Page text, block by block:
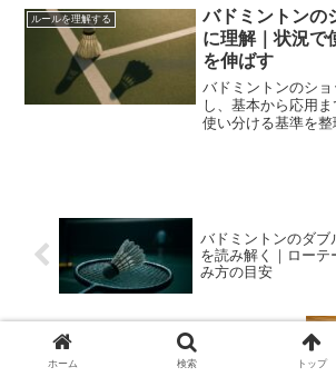
ルールを理解する
バドミントンの
に理解｜状況で
を伸ばす
バドミントンのシ
し、基本から応用
使い分ける基準を
バドミントンのダブ
を読み解く｜ローテ
み方の目安
バドミントンのスコアシートを無料で整
える実用テンプレと記入の目安と運用の
流れホーム 検索 トップ